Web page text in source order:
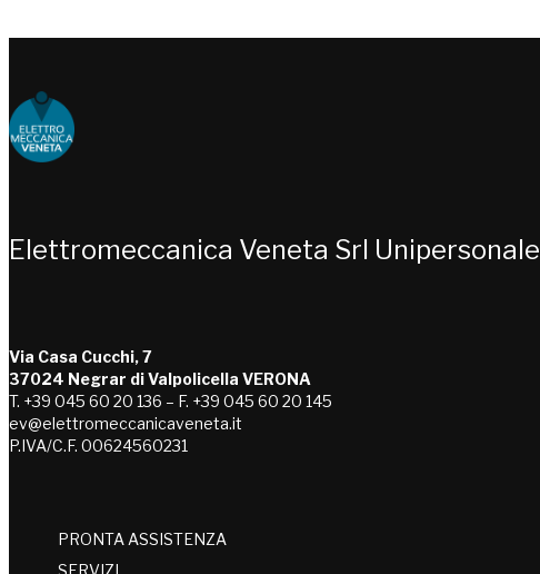
Elettromeccanica Veneta Srl Unipersonale
Via Casa Cucchi, 7
37024 Negrar di Valpolicella VERONA
T. +39 045 60 20 136 – F. +39 045 60 20 145
ev@elettromeccanicaveneta.it
P.IVA/C.F. 00624560231
PRONTA ASSISTENZA
SERVIZI